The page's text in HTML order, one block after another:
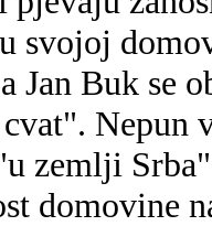
svojoj
Jan Buk se
Nepun
zemlji
domovine